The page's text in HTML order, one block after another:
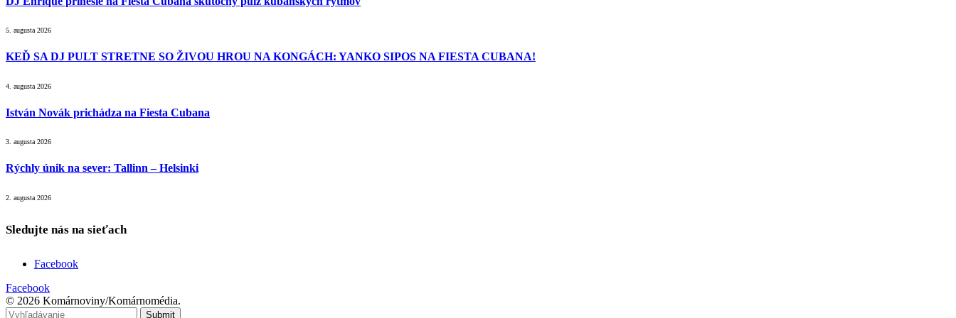
5. augusta 2026
KEĎ SA DJ PULT STRETNE SO ŽIVOU HROU NA KONGÁCH: YANKO SIPOS NA FIESTA CUBANA!
4. augusta 2026
István Novák prichádza na Fiesta Cubana
3. augusta 2026
Rýchly únik na sever: Tallinn – Helsinki
2. augusta 2026
Sledujte nás na sieťach
Facebook
Facebook
© 2026 Komárnoviny/Komárnomédia.
Submit